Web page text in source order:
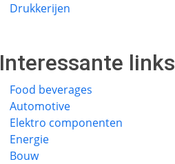
Drukkerijen
Interessante links
Food beverages
Automotive
Elektro componenten
Energie
Bouw